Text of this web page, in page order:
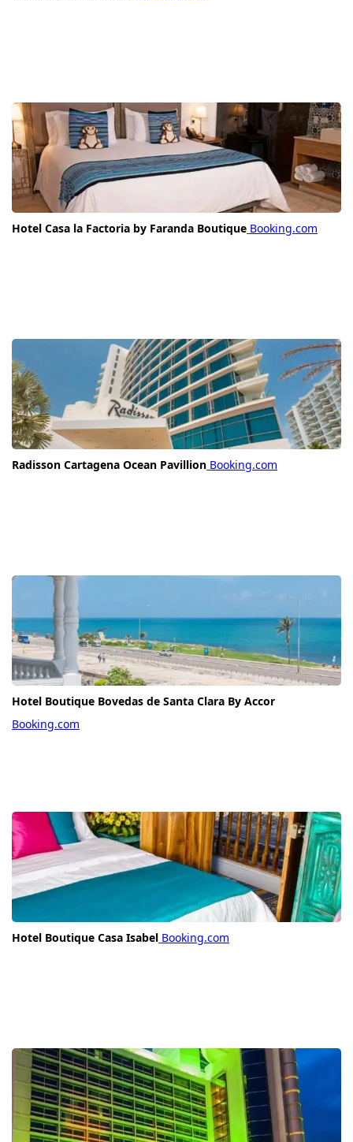
Hotel Casa la Factoria by Faranda Boutique Booking.com
Radisson Cartagena Ocean Pavillion Booking.com
Hotel Boutique Bovedas de Santa Clara By Accor
Booking.com
Hotel Boutique Casa Isabel Booking.com